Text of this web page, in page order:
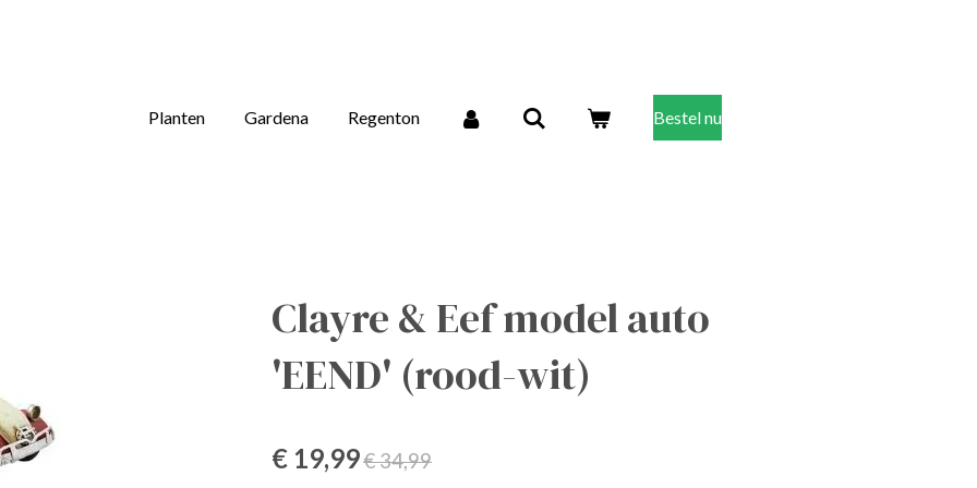
Planten Gardena Regenton Bestel nu
Clayre & Eef model auto
'EEND' (rood-wit)
€ 19,99€ 34,99